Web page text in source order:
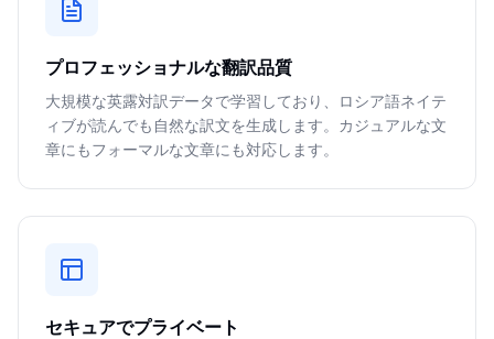
プロフェッショナルな翻訳品質
大規模な英露対訳データで学習しており、ロシア語ネイテ
ィブが読んでも自然な訳文を生成します。カジュアルな文
章にもフォーマルな文章にも対応します。
セキュアでプライベート